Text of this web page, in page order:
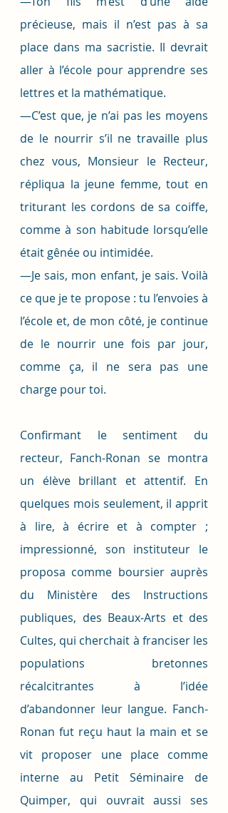
précieuse, mais il n’est pas à sa
place dans ma sacristie. Il devrait
aller à l’école pour apprendre ses
lettres et la mathématique.
—C’est que, je n’ai pas les moyens
de le nourrir s’il ne travaille plus
chez vous, Monsieur le Recteur,
répliqua la jeune femme, tout en
triturant les cordons de sa coiffe,
comme à son habitude lorsqu’elle
était gênée ou intimidée.
—Je sais, mon enfant, je sais. Voilà
ce que je te propose : tu l’envoies à
l’école et, de mon côté, je continue
de le nourrir une fois par jour,
comme ça, il ne sera pas une
charge pour toi.
Confirmant le sentiment du
recteur, Fanch-Ronan se montra
un élève brillant et attentif. En
quelques mois seulement, il apprit
à lire, à écrire et à compter ;
impressionné, son instituteur le
proposa comme boursier auprès
du Ministère des Instructions
publiques, des Beaux-Arts et des
Cultes, qui cherchait à franciser les
populations bretonnes
récalcitrantes à l’idée
d’abandonner leur langue. Fanch-
Ronan fut reçu haut la main et se
vit proposer une place comme
interne au Petit Séminaire de
Quimper, qui ouvrait aussi ses